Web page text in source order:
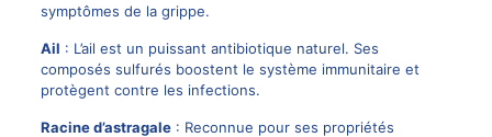
symptômes de la grippe.
Ail : L’ail est un puissant antibiotique naturel. Ses
composés sulfurés boostent le système immunitaire et
protègent contre les infections.
Racine d’astragale: Reconnue pour ses propriétés